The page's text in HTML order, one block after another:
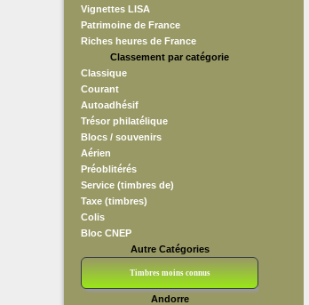
Vignettes LISA
Patrimoine de France
Riches heures de France
Classement par catégorie
Classique
Courant
Autoadhésif
Trésor philatélique
Blocs / souvenirs
Aérien
Préoblitérés
Service (timbres de)
Taxe (timbres)
Colis
Bloc CNEP
Autre Catégories
Timbres moins connus
Andorre